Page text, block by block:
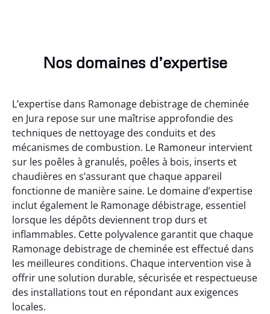
Nos domaines d’expertise
L’expertise dans Ramonage debistrage de cheminée
en Jura repose sur une maîtrise approfondie des
techniques de nettoyage des conduits et des
mécanismes de combustion. Le Ramoneur intervient
sur les poêles à granulés, poêles à bois, inserts et
chaudières en s’assurant que chaque appareil
fonctionne de manière saine. Le domaine d’expertise
inclut également le Ramonage débistrage, essentiel
lorsque les dépôts deviennent trop durs et
inflammables. Cette polyvalence garantit que chaque
Ramonage debistrage de cheminée est effectué dans
les meilleures conditions. Chaque intervention vise à
offrir une solution durable, sécurisée et respectueuse
des installations tout en répondant aux exigences
locales.